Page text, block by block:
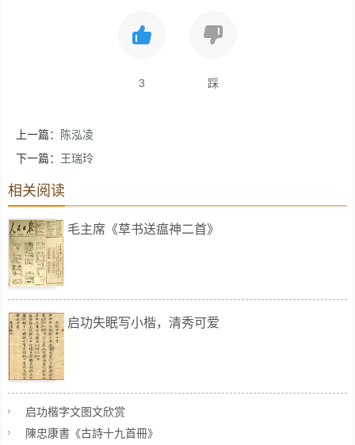
3 踩
上一篇：
陈泓凌
下一篇： 王瑞玲
相关阅读
毛主席《草书送瘟神二首》
启功失眠写小楷，清秀可爱
启功楷字文图文欣赏
陳忠康書《古詩十九首冊》